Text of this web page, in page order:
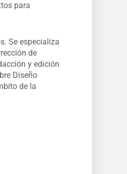
para
Se especializa
de
y edición
Diseño
de la